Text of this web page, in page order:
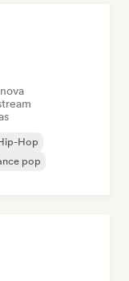
Hop
pop